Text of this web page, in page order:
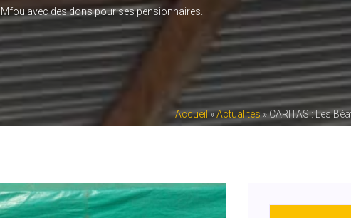
Mfou avec des dons pour ses pensionnaires.
Accueil»Actualités»CARITAS : Les